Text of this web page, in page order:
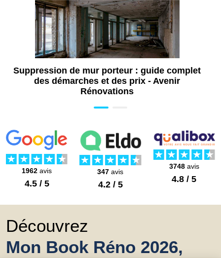
Aide pour isolation de combles à Tours
(37)
Aide installation pompe à chaleur à Tours
(37)
Travaux de rénovation énergétique à Tours
(37)
Aide rénovation énergétique à Tours (37)
Pose de store banne à Tours (37)
Suppression de mur porteur : guide complet
des démarches et des prix - Avenir
Rénovations
1962 avis
4.5 / 5
347 avis
4.2 / 5
3748avis
4.8 / 5
Découvrez
Mon Book Réno 2026,